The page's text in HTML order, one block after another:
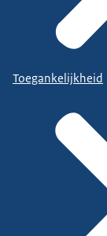
Toegankelijkheid